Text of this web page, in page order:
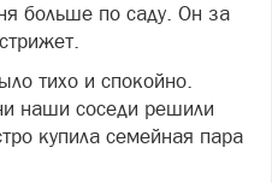
больше по саду. Он за
тихо и спокойно.
наши соседи решили
купила семейная пара